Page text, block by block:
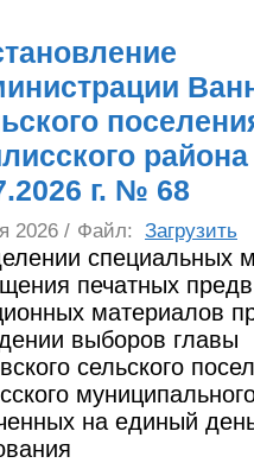
района
г. № 68
2026 / Файл: Загрузить
специальных
печатных
материалов
выборов главы
сельского
на единый